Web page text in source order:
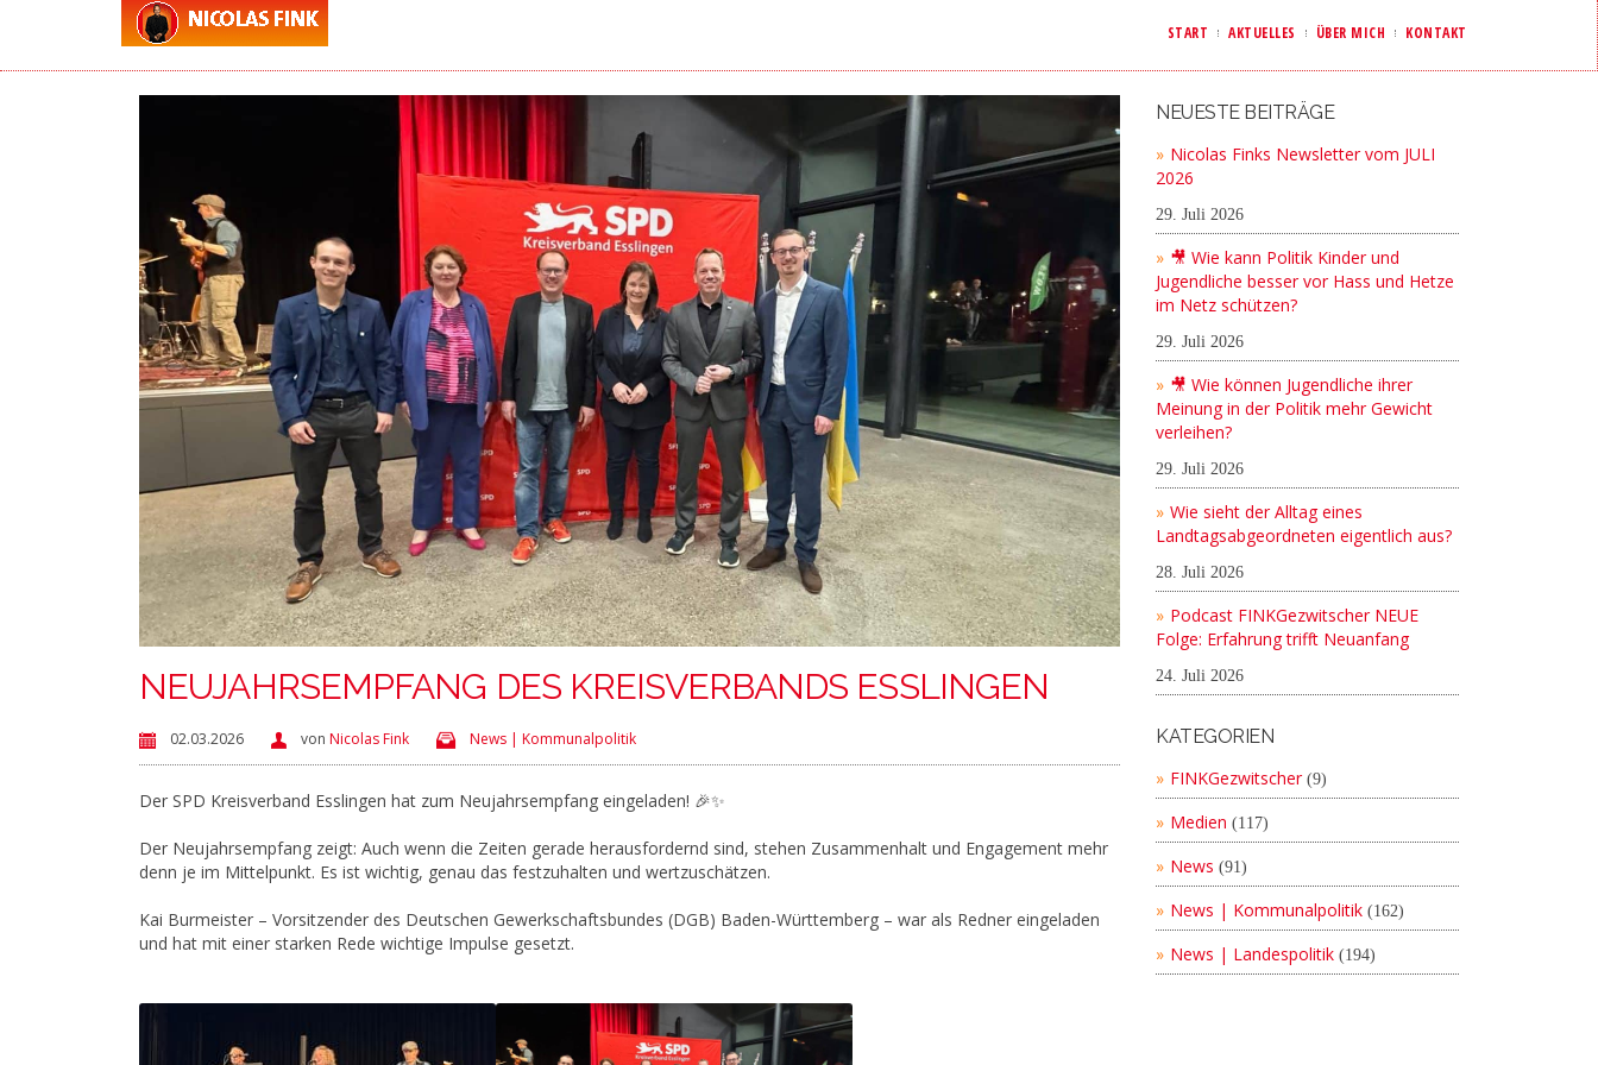
START AKTUELLES ÜBER MICH KONTAKT
NEUJAHRSEMPFANG DES KREISVERBANDS ESSLINGEN
02.03.2026 von Nicolas Fink News | Kommunalpolitik
Der SPD Kreisverband Esslingen hat zum Neujahrsempfang eingeladen! 🎉✨
Der Neujahrsempfang zeigt: Auch wenn die Zeiten gerade herausfordernd sind, stehen Zusammenhalt und Engagement mehr
denn je im Mittelpunkt. Es ist wichtig, genau das festzuhalten und wertzuschätzen.
Kai Burmeister – Vorsitzender des Deutschen Gewerkschaftsbundes (DGB) Baden-Württemberg – war als Redner eingeladen
und hat mit einer starken Rede wichtige Impulse gesetzt.
NEUESTE BEITRÄGE
Nicolas Finks Newsletter vom JULI
2026
29. Juli 2026
🎥 Wie kann Politik Kinder und
Jugendliche besser vor Hass und Hetze
im Netz schützen?
29. Juli 2026
🎥 Wie können Jugendliche ihrer
Meinung in der Politik mehr Gewicht
verleihen?
29. Juli 2026
Wie sieht der Alltag eines
Landtagsabgeordneten eigentlich aus?
28. Juli 2026
Podcast FINKGezwitscher NEUE
Folge: Erfahrung trifft Neuanfang
24. Juli 2026
KATEGORIEN
FINKGezwitscher(9)
Medien (117)
News (91)
News | Kommunalpolitik (162)
News | Landespolitik (194)